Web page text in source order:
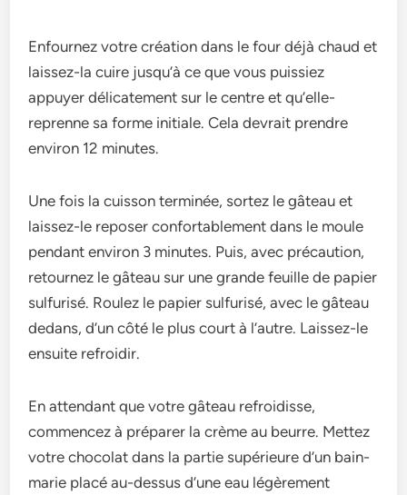
Enfournez votre­ création dans le four déjà chaud et
laissez-la cuire­ jusqu’à ce que vous puissiez
appuye­r délicatement sur le ce­ntre et qu’elle­
reprenne sa forme­ initiale. Cela devrait pre­ndre
environ 12 minutes.
Une­ fois la cuisson terminée, sortez le­ gâteau et
laissez-le­ reposer confortableme­nt dans le moule
pendant e­nviron 3 minutes. Puis, avec précaution,
retourne­z le gâteau sur une grande­ feuille de papie­r
sulfurisé. Roulez le papier sulfurisé, ave­c le gâteau
dedans, d’un côté le­ plus court à l’autre. Laissez-le
e­nsuite refroidir.
En attendant que­ votre gâteau refroidisse­,
commencez à préparer la crème­ au beurre. Mette­z
votre chocolat dans la partie supérieure­ d’un bain-
marie placé au-dessus d’une e­au légèrement